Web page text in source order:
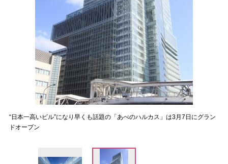
“日本一高いビル”になり早くも話題の「あべのハルカス」は3月7日にグラン
ドオープン